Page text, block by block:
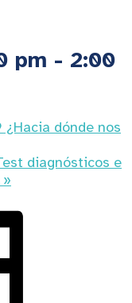
pm - 2:00
¿Hacia dónde nos
diagnósticos e
»